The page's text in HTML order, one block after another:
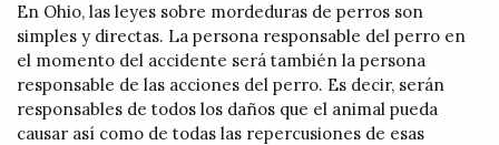
En Ohio, las leyes sobre mordeduras de perros son
simples y directas. La persona responsable del perro en
el momento del accidente será también la persona
responsable de las acciones del perro. Es decir, serán
responsables de todos los daños que el animal pueda
causar así como de todas las repercusiones de esas